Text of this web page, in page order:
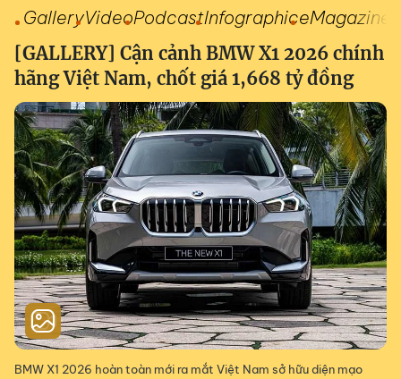
GalleryVideoPodcastInfographiceMagazine
[GALLERY] Cận cảnh BMW X1 2026 chính
hãng Việt Nam, chốt giá 1,668 tỷ đồng
BMW X1 2026 hoàn toàn mới ra mắt Việt Nam sở hữu diện mạo